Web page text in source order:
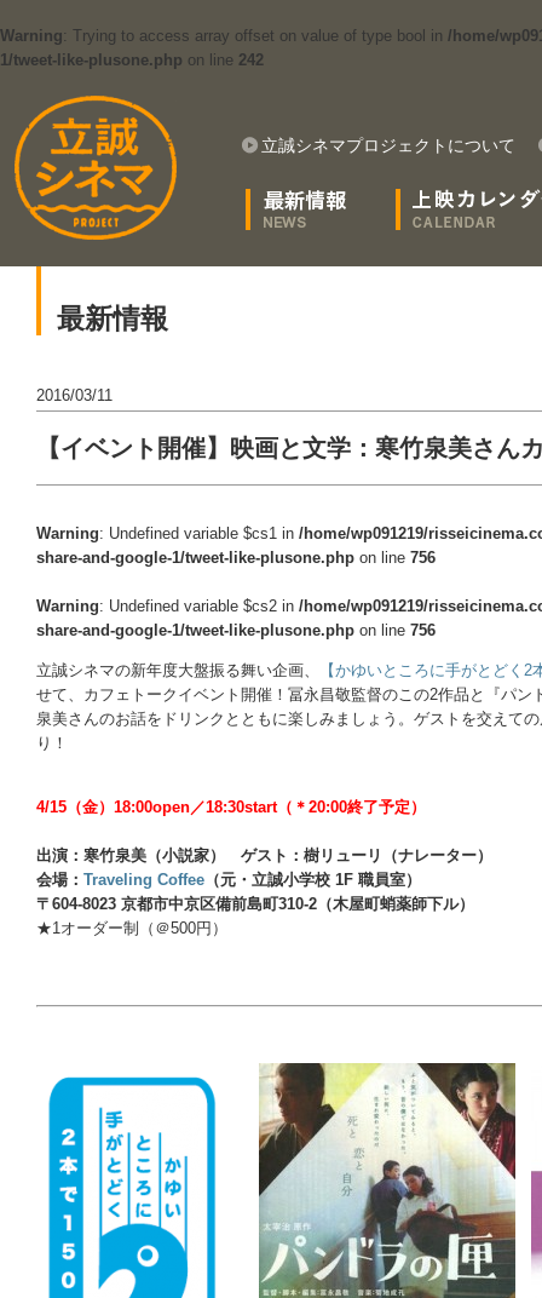
Warning: Trying to access array offset on value of type bool in /home/
1/tweet-like-plusone.php on line 242
立誠シネマプロジェクトについて
最新情報
2016/03/11
【イベント開催】映画と文学：寒竹泉美さん
Warning: Undefined variable $cs1 in /home/wp091219/
share-and-google-1/tweet-like-plusone.php on line 756
Warning: Undefined variable $cs2 in /home/wp091219/
share-and-google-1/tweet-like-plusone.php on line 756
立誠シネマの新年度大盤振る舞い企画、
【かゆいところに手がとどく
せて、カフェトークイベント開催！冨永昌敬監督のこの2作品と『パ
泉美さんのお話をドリンクとともに楽しみましょう。ゲストを交えて
り！
4/15（金）18:00open／18:30start（＊20:00終了予定）
出演：寒竹泉美（小説家） ゲスト：樹リューリ（ナレーター）
会場： Traveling Coffee （元・立誠小学校 1F 職員室）
〒604-8023 京都市中京区備前島町310-2（木屋町蛸薬師下ル）
★1オーダー制（＠500円）